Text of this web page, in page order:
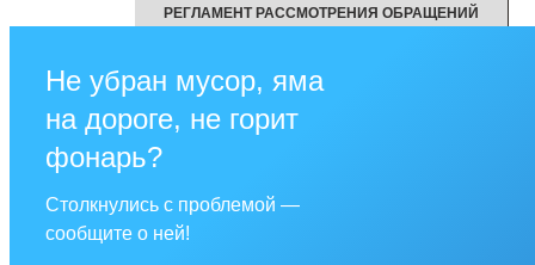
РЕГЛАМЕНТ РАССМОТРЕНИЯ ОБРАЩЕНИЙ
Не убран мусор, яма
на дороге, не горит
фонарь?
Столкнулись с проблемой —
сообщите о ней!